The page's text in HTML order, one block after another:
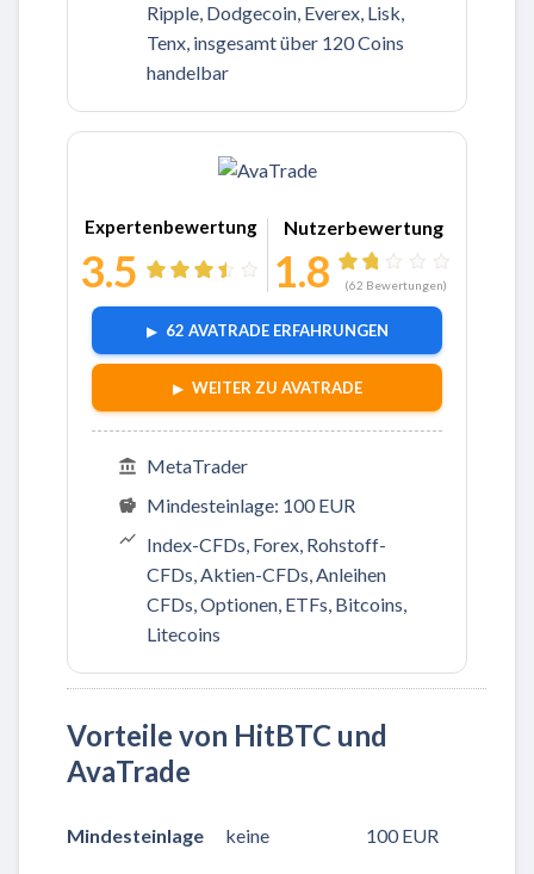
Ripple, Dodgecoin, Everex, Lisk,
Tenx, insgesamt über 120 Coins
handelbar
Zu AvaTrade
Expertenbewertung
3.5
Nutzerbewertung
1.8 (62 Bewertungen)
62 AVATRADE ERFAHRUNGEN
WEITER ZU AVATRADE
MetaTrader
Mindesteinlage: 100 EUR
Index-CFDs, Forex, Rohstoff-
CFDs, Aktien-CFDs, Anleihen
CFDs, Optionen, ETFs, Bitcoins,
Litecoins
Vorteile von HitBTC und
AvaTrade
Mindesteinlage keine 100 EUR